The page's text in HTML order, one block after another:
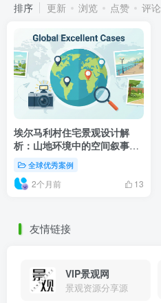
排序 更新 浏览 点赞 评论
埃尔马利村住宅景观设计解
析：山地环境中的空间叙事与
自然对话
全球优秀案例
2个月前 13
友情链接
VIP景观网
景观资源分享源